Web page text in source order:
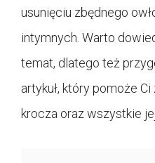
usunięciu zbędnego
intymnych. Warto
temat, dlatego też
artykuł, który pomoże
krocza oraz wszystkie